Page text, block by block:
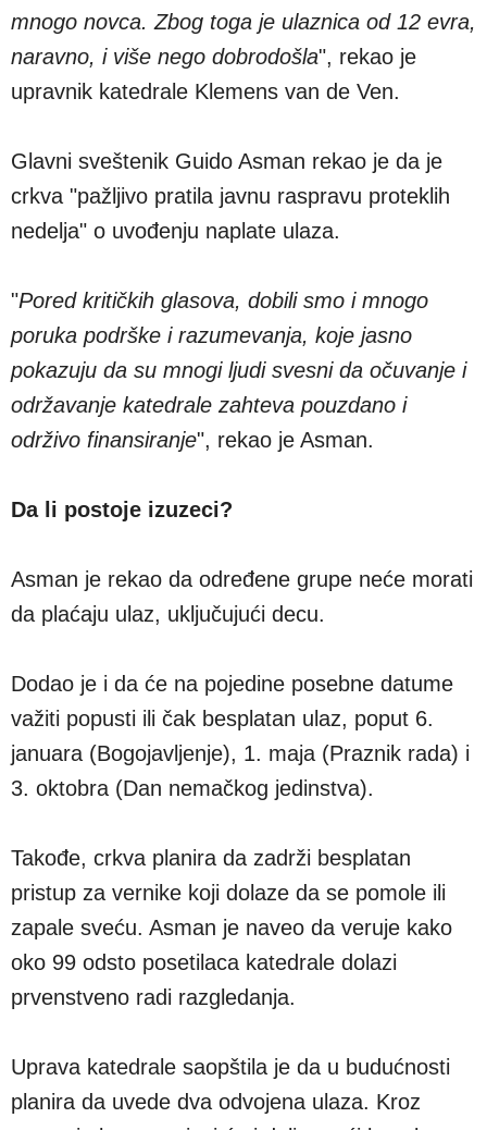
mnogo novca. Zbog toga je ulaznica od 12 evra,
naravno, i više nego dobrodošla", rekao je
upravnik katedrale Klemens van de Ven.
Glavni sveštenik Guido Asman rekao je da je
crkva "pažljivo pratila javnu raspravu proteklih
nedelja" o uvođenju naplate ulaza.
"Pored kritičkih glasova, dobili smo i mnogo
poruka podrške i razumevanja, koje jasno
pokazuju da su mnogi ljudi svesni da očuvanje i
održavanje katedrale zahteva pouzdano i
održivo finansiranje", rekao je Asman.
Da li postoje izuzeci?
Asman je rekao da određene grupe neće morati
da plaćaju ulaz, uključujući decu.
Dodao je i da će na pojedine posebne datume
važiti popusti ili čak besplatan ulaz, poput 6.
januara (Bogojavljenje), 1. maja (Praznik rada) i
3. oktobra (Dan nemačkog jedinstva).
Takođe, crkva planira da zadrži besplatan
pristup za vernike koji dolaze da se pomole ili
zapale sveću. Asman je naveo da veruje kako
oko 99 odsto posetilaca katedrale dolazi
prvenstveno radi razgledanja.
Uprava katedrale saopštila je da u budućnosti
planira da uvede dva odvojena ulaza. Kroz